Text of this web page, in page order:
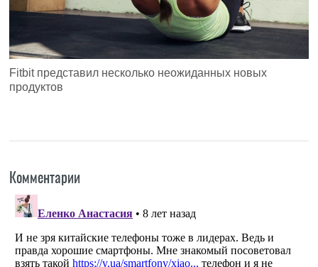
Fitbit представил несколько неожиданных новых
продуктов
Комментарии